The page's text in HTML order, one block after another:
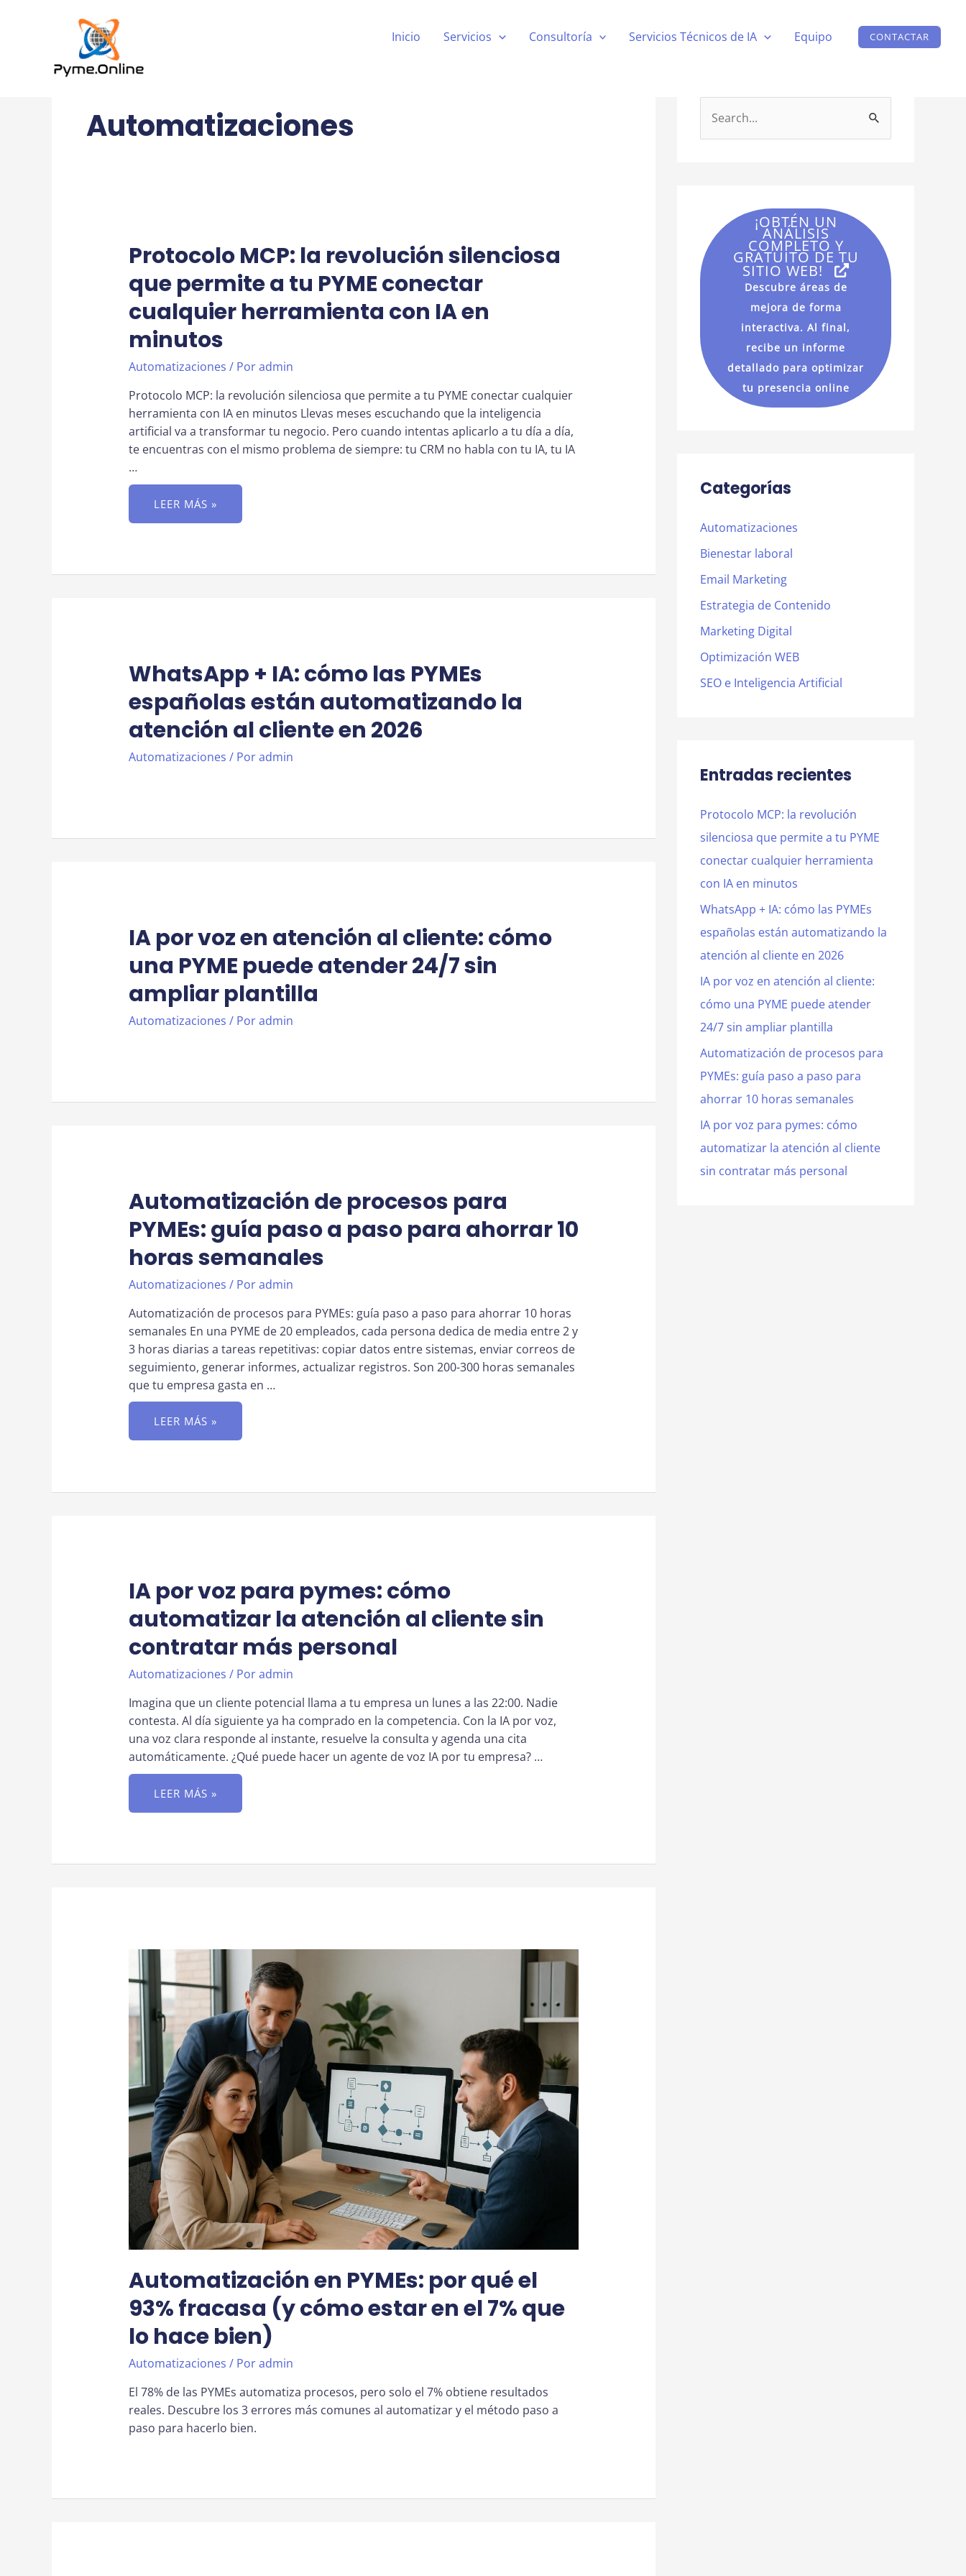
Inicio
Servicios Consultoría Servicios Técnicos de IA Equipo CONTACTAR
Automatizaciones
Protocolo MCP: la revolución silenciosa
que permite a tu PYME conectar
cualquier herramienta con IA en
minutos
Automatizaciones / Poradmin
Protocolo MCP: la revolución silenciosa que permite a tu PYME conectar cualquier
herramienta con IA en minutos Llevas meses escuchando que la inteligencia
artificial va a transformar tu negocio. Pero cuando intentas aplicarlo a tu día a día,
te encuentras con el mismo problema de siempre: tu CRM no habla con tu IA, tu IA
…
PROTOCOLO
MCP:
LA
A
MINUTOS
LEER MÁS »
WhatsApp + IA: cómo las PYMEs
españolas están automatizando la
atención al cliente en 2026
Automatizaciones / Poradmin
IA por voz en atención al cliente: cómo
una PYME puede atender 24/7 sin
ampliar plantilla
Automatizaciones / Poradmin
Automatización de procesos para
PYMEs: guía paso a paso para ahorrar 10
horas semanales
Automatizaciones / Poradmin
Automatización de procesos para PYMEs: guía paso a paso para ahorrar 10 horas
semanales En una PYME de 20 empleados, cada persona dedica de media entre 2 y
3 horas diarias a tareas repetitivas: copiar datos entre sistemas, enviar correos de
seguimiento, generar informes, actualizar registros. Son 200-300 horas semanales
que tu empresa gasta en …
AUTOMATIZACIÓN
DE
PROCESOS
A
LEER MÁS »
IA por voz para pymes: cómo
automatizar la atención al cliente sin
contratar más personal
Automatizaciones / Poradmin
Imagina que un cliente potencial llama a tu empresa un lunes a las 22:00. Nadie
contesta. Al día siguiente ya ha comprado en la competencia. Con la IA por voz,
una voz clara responde al instante, resuelve la consulta y agenda una cita
automáticamente. ¿Qué puede hacer un agente de voz IA por tu empresa? …
IA
POR
VOZ
LA
LEER MÁS »
Automatización en PYMEs: por qué el
93% fracasa (y cómo estar en el 7% que
lo hace bien)
Automatizaciones / Poradmin
El 78% de las PYMEs automatiza procesos, pero solo el 7% obtiene resultados
reales. Descubre los 3 errores más comunes al automatizar y el método paso a
paso para hacerlo bien.
o
¡OBTÉN UN
ANÁLISIS
COMPLETO Y
GRATUITO DE TU
SITIO WEB!
Descubre áreas de
mejora de forma
interactiva. Al final,
recibe un informe
detallado para optimizar
tu presencia online
Categorías
Automatizaciones
Bienestar laboral
Email Marketing
Estrategia de Contenido
Marketing Digital
Optimización WEB
SEO e Inteligencia Artificial
Entradas recientes
Protocolo MCP: la revolución
silenciosa que permite a tu PYME
conectar cualquier herramienta
con IA en minutos
WhatsApp + IA: cómo las PYMEs
españolas están automatizando la
atención al cliente en 2026
IA por voz en atención al cliente:
cómo una PYME puede atender
24/7 sin ampliar plantilla
Automatización de procesos para
PYMEs: guía paso a paso para
ahorrar 10 horas semanales
IA por voz para pymes: cómo
automatizar la atención al cliente
sin contratar más personal